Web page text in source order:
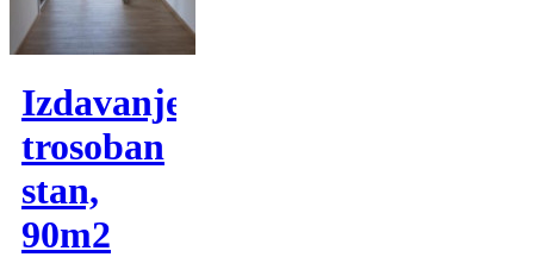
Izdavanje,
trosoban
stan,
90m2